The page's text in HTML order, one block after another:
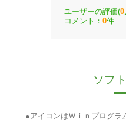
ユーザーの評価(0
コメント： 0件
ソフ
●アイコンはＷｉｎプログラ